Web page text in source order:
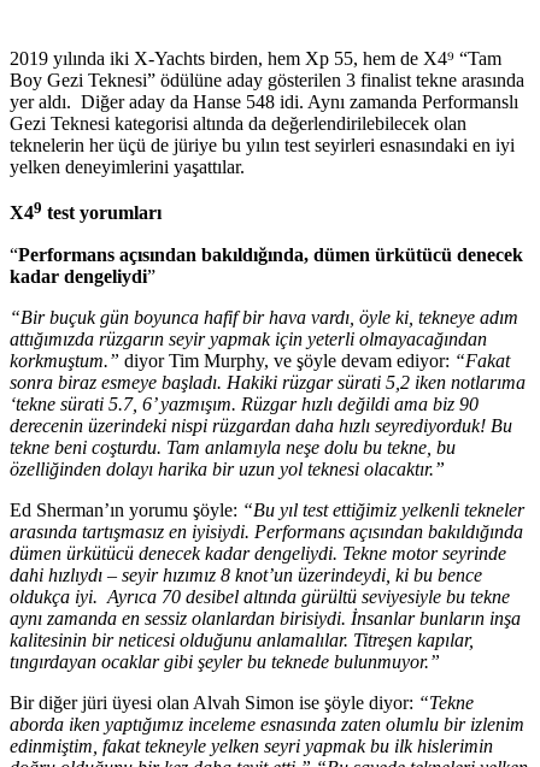
2019 yılında iki X-Yachts birden, hem Xp 55, hem de X4⁹ “Tam
Boy Gezi Teknesi” ödülüne aday gösterilen 3 finalist tekne arasında
yer aldı. Diğer aday da Hanse 548 idi. Aynı zamanda Performanslı
Gezi Teknesi kategorisi altında da değerlendirilebilecek olan
teknelerin her üçü de jüriye bu yılın test seyirleri esnasındaki en iyi
yelken deneyimlerini yaşattılar.
X49 test yorumları
“Performans açısından bakıldığında, dümen ürkütücü denecek
kadar dengeliydi”
“Bir buçuk gün boyunca hafif bir hava vardı, öyle ki, tekneye adım
attığımızda rüzgarın seyir yapmak için yeterli olmayacağından
korkmuştum.” diyor Tim Murphy, ve şöyle devam ediyor: “Fakat
sonra biraz esmeye başladı. Hakiki rüzgar sürati 5,2 iken notlarıma
‘tekne sürati 5.7, 6’ yazmışım. Rüzgar hızlı değildi ama biz 90
derecenin üzerindeki nispi rüzgardan daha hızlı seyrediyorduk! Bu
tekne beni coşturdu. Tam anlamıyla neşe dolu bu tekne, bu
özelliğinden dolayı harika bir uzun yol teknesi olacaktır.”
Ed Sherman’ın yorumu şöyle: “Bu yıl test ettiğimiz yelkenli tekneler
arasında tartışmasız en iyisiydi. Performans açısından bakıldığında
dümen ürkütücü denecek kadar dengeliydi. Tekne motor seyrinde
dahi hızlıydı – seyir hızımız 8 knot’un üzerindeydi, ki bu bence
oldukça iyi. Ayrıca 70 desibel altında gürültü seviyesiyle bu tekne
aynı zamanda en sessiz olanlardan birisiydi. İnsanlar bunların inşa
kalitesinin bir neticesi olduğunu anlamalılar. Titreşen kapılar,
tıngırdayan ocaklar gibi şeyler bu teknede bulunmuyor.”
Bir diğer jüri üyesi olan Alvah Simon ise şöyle diyor: “Tekne
aborda iken yaptığımız inceleme esnasında zaten olumlu bir izlenim
edinmiştim, fakat tekneyle yelken seyri yapmak bu ilk hislerimin